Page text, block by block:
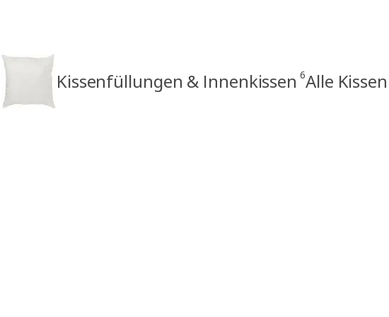
Kissenfüllungen & Innenkissen 6Alle Kissen